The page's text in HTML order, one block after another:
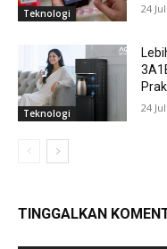
Teknologi 24
Teknologi 24
TINGGALKAN